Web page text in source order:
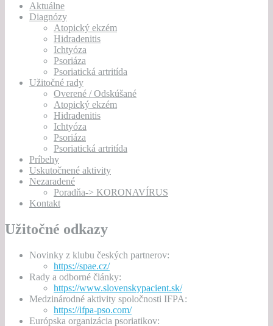
Aktuálne
Diagnózy
Atopický ekzém
Hidradenitis
Ichtyóza
Psoriáza
Psoriatická artritída
Užitočné rady
Overené / Odskúšané
Atopický ekzém
Hidradenitis
Ichtyóza
Psoriáza
Psoriatická artritída
Príbehy
Uskutočnené aktivity
Nezaradené
Poradňa-> KORONAVÍRUS
Kontakt
Užitočné odkazy
Novinky z klubu českých partnerov:
https://spae.cz/
Rady a odborné články:
https://www.slovenskypacient.sk/
Medzinárodné aktivity spoločnosti IFPA:
https://ifpa-pso.com/
Európska organizácia psoriatikov: